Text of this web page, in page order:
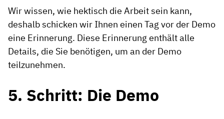
Wir wissen, wie hektisch die Arbeit sein kann,
deshalb schicken wir Ihnen einen Tag vor der Demo
eine Erinnerung. Diese Erinnerung enthält alle
Details, die Sie benötigen, um an der Demo
teilzunehmen.
5. Schritt: Die Demo